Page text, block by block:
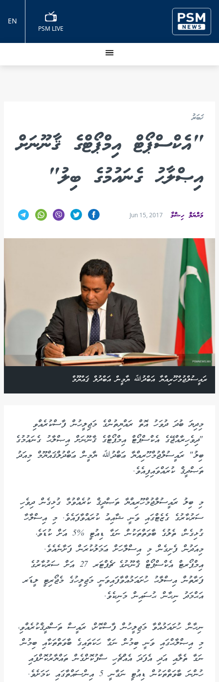
PSM LIVE
EN
ޚަބަރު
"އެކްސްޕޯޓް އިމްޕޯޓްގެ ޤާނޫނަށް
އިޞްލާޙު ގެނައުމުގެ ބިލު"
މަރްޔަމް ހިޝްމާ Jun 15, 2017
ރައީސުލްޖުމްހޫރިއްޔާ އަބްދުﷲ ޔާމީން އަބްދުލް ޤައްޔޫމް
މިދިޔަ ބުދަ ދުވަހު އޮތް ރައްޔިތުންގެ މަޖިލީހުން ފާސްކުރެއްވި
"ދިވެހިރާއްޖޭގެ އެކްސްޕޯޓް އިމްޕޯޓްގެ ޤާނޫނަށް އިޞްލާޙު ގެނައުމުގެ
ބިލު" ރައީސުލްޖުމްހޫރިއްޔާ ޢަބްދުﷲ ޔާމީން ޢަބްދުލްޤައްޔޫމް މިއަދު
ތަޞްދީޤް ކުރައްވައިފިއެވެ.
މި ބިލު ރައީސުލްޖުމްހޫރިއްޔާ ތަޞްދީޤް ކުރެއްވުމާ ގުޅިގެން ދިވެހި
ސަރުކާރުގެ ގެޒެޓްގައި ވަނީ ޝާއިޢު ކުރައްވާފައެވެ. މި އިސްލާހާ
ގުޅިގެން، ތެލުގެ ބާވަތްތަކުން ނަގާ ޑިއުޓީ %5 އަށް ކުޑަވެ،
މިއަދުން ފެށިގެން މި އިސްލާހަށް ޢަމަލުކުރަން ފަށާނެއެވެ.
އިމްޕޯރޓް އެކްސްޕޯޓް ޤާނޫނުގެ ޗެޕްޓަރ 27 އަށް ސަރުކާރުގެ
ފަރާތުން އިސްލާޙު ހުށައަޅުއްވާފައިވަނީ މަޖިލީހުގެ މެޖޯރިޓީ ލީޑަރ
އަޙްމަދު ނިހާން ޙުސައިން މަނިކެވެ.
ނިހާން ހުށައަޅުއްވާ މަޖިލީހުން ފާސްކޮށް، ރައީސް ތަސްދީޤްކުރެއްވި،
މި އިޞްލާޙްގައި ވަނީ ބިމުން ނަގާ ހަކަތައިގެ ބާވަތްތަކާއި ބިމުން
ނަގާ ތެލާއި އަދި އެފަދަ އެއްޗެހި ސާފުކޮށްގެން ތައްޔާރުކޮށްފައި
ހުންނަ ބާވަތްތަކުން ޑިއުޓީ ނަގާނީ 5 އިންސައްތާގައި ކަމަށެވެ.